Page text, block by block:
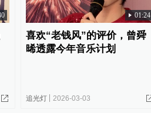
01:24
喜欢“老钱风”的评价，曾舜
晞透露今年音乐计划
追光灯 2026-03-03